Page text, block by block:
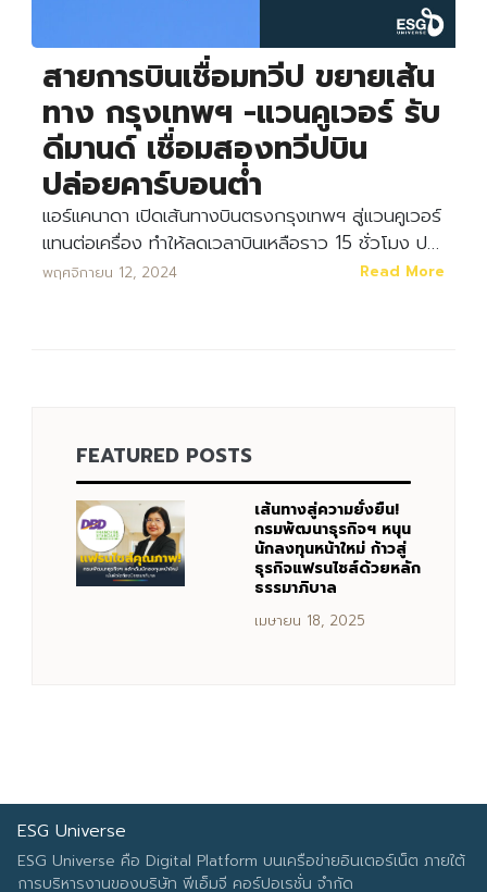
Search
Search
สายการบินเชื่อมทวีป ขยายเส้น
ทาง กรุงเทพฯ -แวนคูเวอร์ รับ
ดีมานด์ เชื่อมสองทวีปบิน
ปล่อยคาร์บอนต่ำ
แอร์แคนาดา เปิดเส้นทางบินตรงกรุงเทพฯ สู่แวนคูเวอร์
แทนต่อเครื่อง ทำให้ลดเวลาบินเหลือราว 15 ชั่วโมง ป…
พฤศจิกายน 12, 2024 Read More
FEATURED POSTS
เส้นทางสู่ความยั่งยืน!
กรมพัฒนาธุรกิจฯ หนุน
นักลงทุนหน้าใหม่ ก้าวสู่
ธุรกิจแฟรนไชส์ด้วยหลัก
ธรรมาภิบาล
เมษายน 18, 2025
ESG Universe
ESG Universe คือ Digital Platform บนเครือข่ายอินเตอร์เน็ต ภายใต้
การบริหารงานของบริษัท พีเอ็มจี คอร์ปอเรชั่น จำกัด